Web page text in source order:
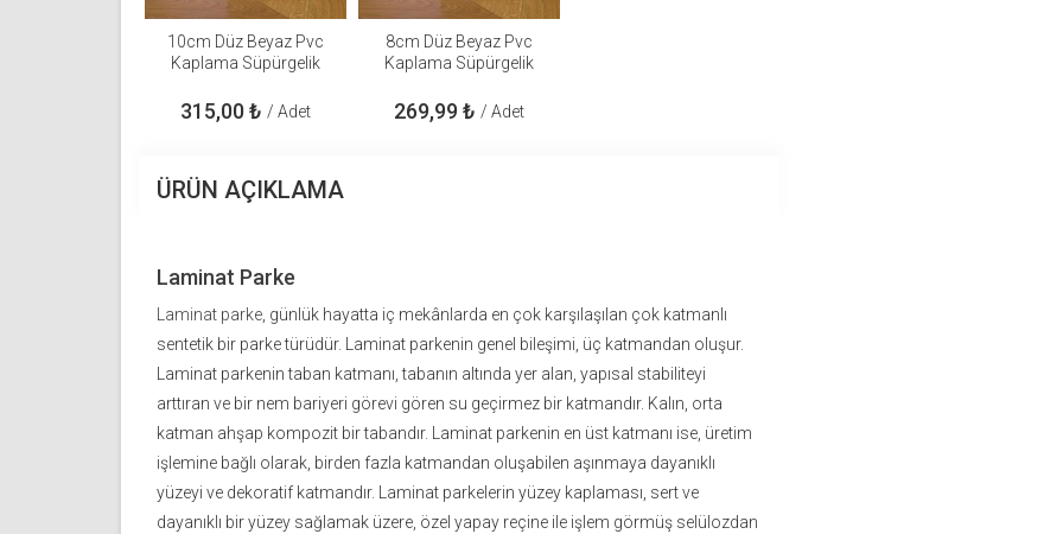
10cm Düz Beyaz Pvc
Kaplama Süpürgelik
315,00₺ / Adet
8cm Düz Beyaz Pvc
Kaplama Süpürgelik
269,99₺ / Adet
ÜRÜN AÇIKLAMA
Laminat Parke
Laminat parke, günlük hayatta iç mekânlarda en çok karşılaşılan çok katmanlı
sentetik bir parke türüdür. Laminat parkenin genel bileşimi, üç katmandan oluşur.
Laminat parkenin taban katmanı, tabanın altında yer alan, yapısal stabiliteyi
arttıran ve bir nem bariyeri görevi gören su geçirmez bir katmandır. Kalın, orta
katman ahşap kompozit bir tabandır. Laminat parkenin en üst katmanı ise, üretim
işlemine bağlı olarak, birden fazla katmandan oluşabilen aşınmaya dayanıklı
yüzeyi ve dekoratif katmandır. Laminat parkelerin yüzey kaplaması, sert ve
dayanıklı bir yüzey sağlamak üzere, özel yapay reçine ile işlem görmüş selülozdan